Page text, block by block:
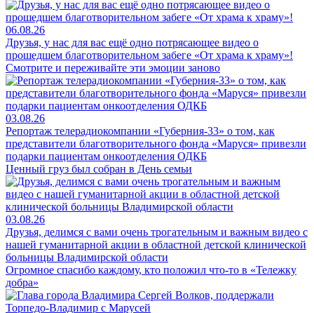
06.08.26
Друзья, у нас для вас ещё одно потрясающее видео о
прошедшем благотворительном забеге «От храма к храму»!
Смотрите и переживайте эти эмоции заново
03.08.26
Репортаж телерадиокомпании «Губерния-33» о том, как
представители благотворительного фонда «Маруся» привезли
подарки пациентам онкоотделения ОДКБ
Ценный груз был собран в День семьи
03.08.26
Друзья, делимся с вами очень трогательным и важным видео с
нашей гуманитарной акции в областной детской клинической
больницы Владимирской области
Огромное спасибо каждому, кто положил что-то в «Тележку
добра»